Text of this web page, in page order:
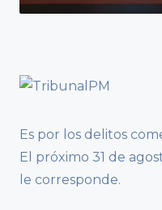
Es por los delitos
El próximo 31 de
le corresponde.